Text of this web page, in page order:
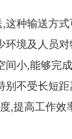
这种输送方
环境及人员
间小,能够完
别不受长短
,提高工作效